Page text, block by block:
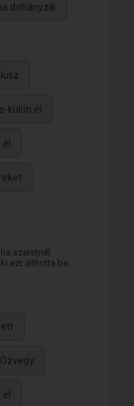
dohányzik
külön él
szeretnél
ezt állította be.
Özvegy